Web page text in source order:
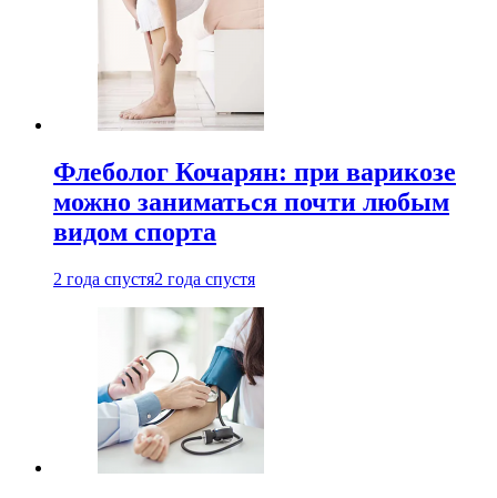
Флеболог Кочарян: при варикозе
можно заниматься почти любым
видом спорта
2 года спустя2 года спустя